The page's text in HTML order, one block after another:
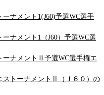
ナメント1(J60)予選WC選手
ナメント1（J60）予選WC選
ーナメントⅡ予選WC選手権エ
ストーナメントⅡ（Ｊ６０）の